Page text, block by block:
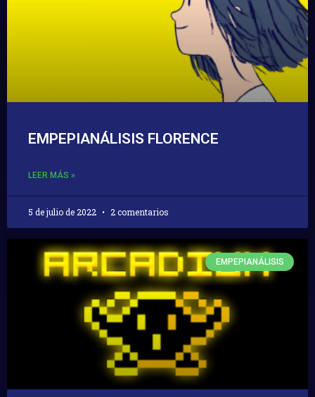
EMPEPIANÁLISIS FLORENCE
LEER MÁS »
5 de julio de 2022 2 comentarios
EMPEPIANÁLISIS